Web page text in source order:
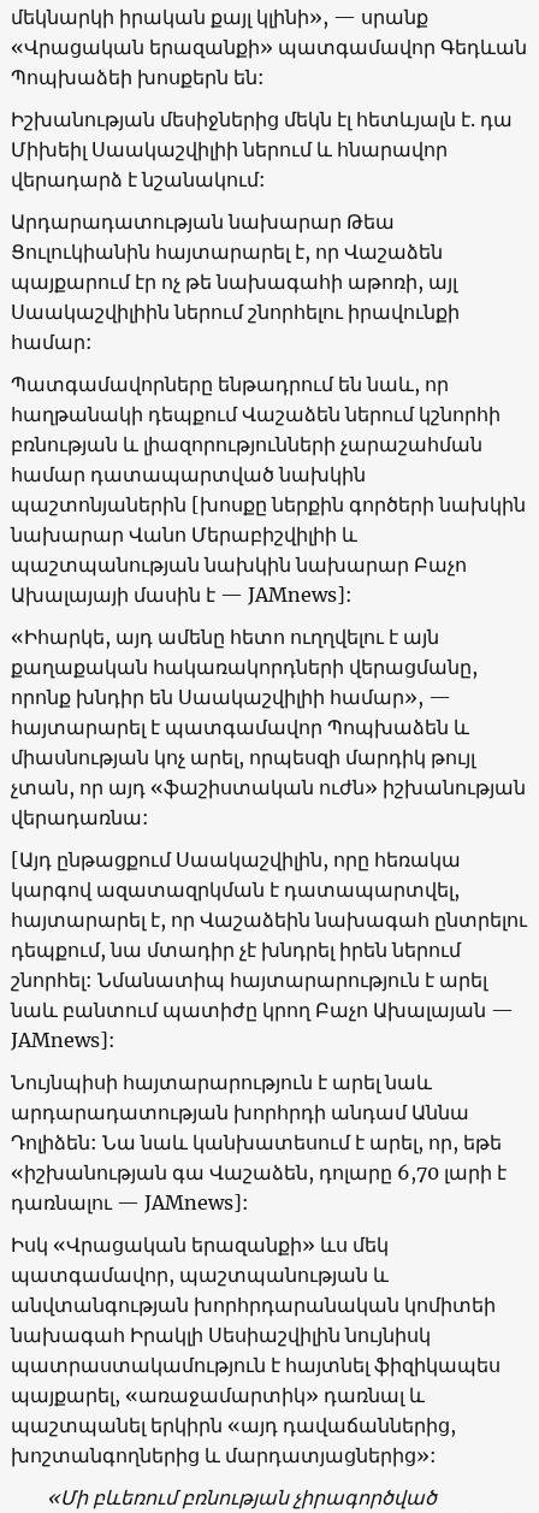
մեկնարկի իրական քայլ կլինի», — սրանք
«Վրացական երազանքի» պատգամավոր Գեդևան
Պոպխաձեի խոսքերն են:
Իշխանության մեսիջներից մեկն էլ հետևյալն է. դա
Միխեիլ Սաակաշվիլիի ներում և հնարավոր
վերադարձ է նշանակում:
Արդարադատության նախարար Թեա
Ցուլուկիանին հայտարարել է, որ Վաշաձեն
պայքարում էր ոչ թե նախագահի աթոռի, այլ
Սաակաշվիլիին ներում շնորհելու իրավունքի
համար:
Պատգամավորները ենթադրում են նաև, որ
հաղթանակի դեպքում Վաշաձեն ներում կշնորհի
բռնության և լիազորությունների չարաշահման
համար դատապարտված նախկին
պաշտոնյաներին [խոսքը ներքին գործերի նախկին
նախարար Վանո Մերաբիշվիլիի և
պաշտպանության նախկին նախարար Բաչո
Ախալայայի մասին է — JAMnews]:
«Իհարկե, այդ ամենը հետո ուղղվելու է այն
քաղաքական հակառակորդների վերացմանը,
որոնք խնդիր են Սաակաշվիլիի համար», —
հայտարարել է պատգամավոր Պոպխաձեն և
միասնության կոչ արել, որպեսզի մարդիկ թույլ
չտան, որ այդ «ֆաշիստական ուժն» իշխանության
վերադառնա:
[Այդ ընթացքում Սաակաշվիլին, որը հեռակա
կարգով ազատազրկման է դատապարտվել,
հայտարարել է, որ Վաշաձեին նախագահ ընտրելու
դեպքում, նա մտադիր չէ խնդրել իրեն ներում
շնորհել: Նմանատիպ հայտարարություն է արել
նաև բանտում պատիժը կրող Բաչո Ախալայան —
JAMnews]:
Նույնպիսի հայտարարություն է արել նաև
արդարադատության խորհրդի անդամ Աննա
Դոլիձեն: Նա նաև կանխատեսում է արել, որ, եթե
«իշխանության գա Վաշաձեն, դոլարը 6,70 լարի է
դառնալու— JAMnews]:
Իսկ «Վրացական երազանքի» ևս մեկ
պատգամավոր, պաշտպանության և
անվտանգության խորհրդարանական կոմիտեի
նախագահ Իրակլի Սեսիաշվիլին նույնիսկ
պատրաստակամություն է հայտնել ֆիզիկապես
պայքարել, «առաջամարտիկ» դառնալ և
պաշտպանել երկիրն «այդ դավաճաններից,
խոշտանգողներից և մարդատյացներից»:
«Մի բևեռում բռնության չիրագործված